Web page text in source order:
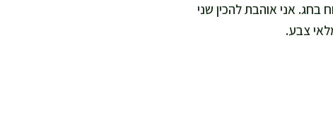
בחג. אני אוהבת להכין שני
צבע.